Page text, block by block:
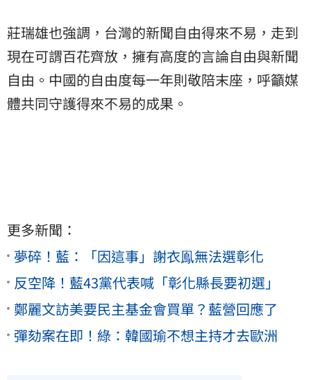
莊瑞雄也強調，台灣的新聞自由得來不易，走到
現在可謂百花齊放，擁有高度的言論自由與新聞
自由。中國的自由度每一年則敬陪末座，呼籲媒
體共同守護得來不易的成果。
更多新聞：
夢碎！藍：「因這事」謝衣鳯無法選彰化
反空降！藍43黨代表喊「彰化縣長要初選」
鄭麗文訪美要民主基金會買單？藍營回應了
彈劾案在即！綠：韓國瑜不想主持才去歐洲